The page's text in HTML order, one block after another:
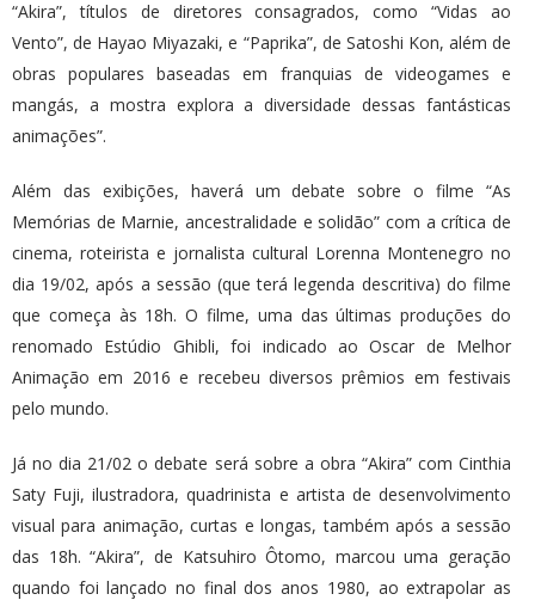
“Akira”, títulos de diretores consagrados, como “Vidas ao
Vento”, de Hayao Miyazaki, e “Paprika”, de Satoshi Kon, além de
obras populares baseadas em franquias de videogames e
mangás, a mostra explora a diversidade dessas fantásticas
animações”.
Além das exibições, haverá um debate sobre o filme “As
Memórias de Marnie, ancestralidade e solidão” com a crítica de
cinema, roteirista e jornalista cultural Lorenna Montenegro no
dia 19/02, após a sessão (que terá legenda descritiva) do filme
que começa às 18h. O filme, uma das últimas produções do
renomado Estúdio Ghibli, foi indicado ao Oscar de Melhor
Animação em 2016 e recebeu diversos prêmios em festivais
pelo mundo.
Já no dia 21/02 o debate será sobre a obra “Akira” com Cinthia
Saty Fuji, ilustradora, quadrinista e artista de desenvolvimento
visual para animação, curtas e longas, também após a sessão
das 18h. “Akira”, de Katsuhiro Ôtomo, marcou uma geração
quando foi lançado no final dos anos 1980, ao extrapolar as